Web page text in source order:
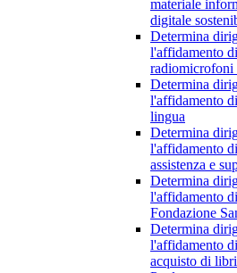
materiale
digitale
Determina
l'affidamento
radiomicrofoni
Determina
l'affidamento
lingua
Determina
l'affidamento
assistenza e
Determina
l'affidamento
Fondazione
Determina
l'affidamento
acquisto di